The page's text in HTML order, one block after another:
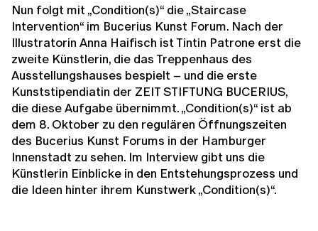
Nun folgt mit „Condition(s)“ die „Staircase
Intervention“ im Bucerius Kunst Forum. Nach der
Illustratorin Anna Haifisch ist Tintin Patrone erst die
zweite Künstlerin, die das Treppenhaus des
Ausstellungshauses bespielt – und die erste
Kunststipendiatin der ZEIT STIFTUNG BUCERIUS,
die diese Aufgabe übernimmt. „Condition(s)“ ist ab
dem 8. Oktober zu den regulären Öffnungszeiten
des Bucerius Kunst Forums in der Hamburger
Innenstadt zu sehen. Im Interview gibt uns die
Künstlerin Einblicke in den Entstehungsprozess und
die Ideen hinter ihrem Kunstwerk „Condition(s)“.